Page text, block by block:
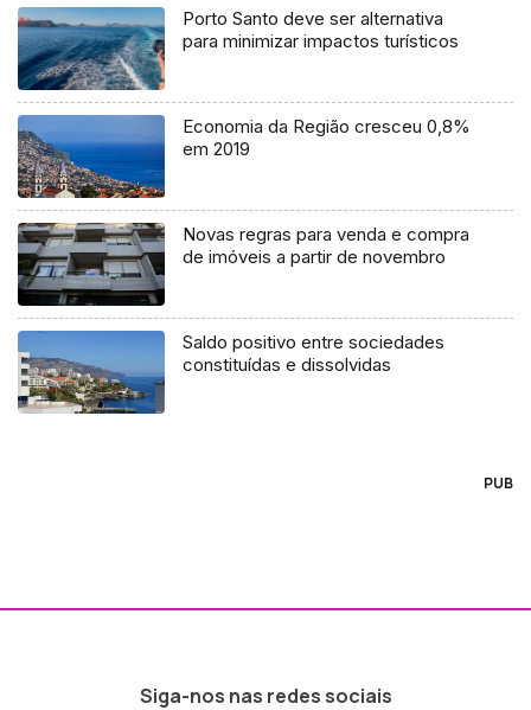
Porto Santo deve ser alternativa
para minimizar impactos turísticos
Economia da Região cresceu 0,8%
em 2019
Novas regras para venda e compra
de imóveis a partir de novembro
Saldo positivo entre sociedades
constituídas e dissolvidas
PUB
Siga-nos nas redes sociais